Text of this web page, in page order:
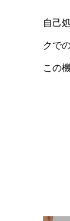
自己
クで
この